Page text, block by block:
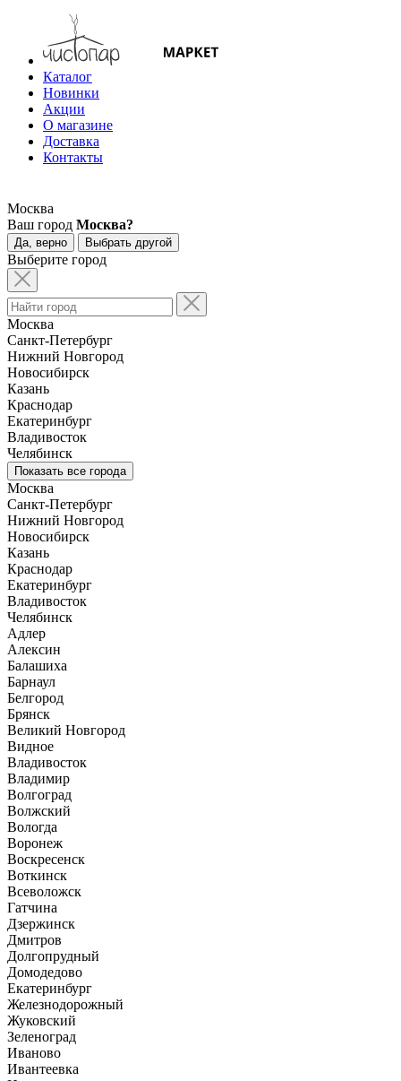
Каталог
Новинки
Акции
О магазине
Доставка
Контакты
Москва
Ваш город Москва?
Да, верно Выбрать другой
Выберите город
Москва
Санкт-Петербург
Нижний Новгород
Новосибирск
Казань
Краснодар
Екатеринбург
Владивосток
Челябинск
Показать все города
Москва
Санкт-Петербург
Нижний Новгород
Новосибирск
Казань
Краснодар
Екатеринбург
Владивосток
Челябинск
Адлер
Алексин
Балашиха
Барнаул
Белгород
Брянск
Великий Новгород
Видное
Владивосток
Владимир
Волгоград
Волжский
Вологда
Воронеж
Воскресенск
Воткинск
Всеволожск
Гатчина
Дзержинск
Дмитров
Долгопрудный
Домодедово
Екатеринбург
Железнодорожный
Жуковский
Зеленоград
Иваново
Ивантеевка